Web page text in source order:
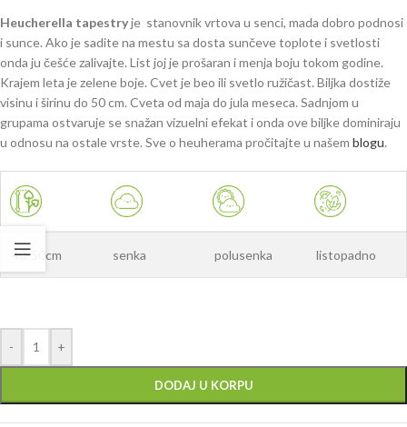
Heucherella tapestryje stanovnik vrtova u senci, mada dobro podnosi
i sunce. Ako je sadite na mestu sa dosta sunčeve toplote i svetlosti
onda ju češće zalivajte. List joj je prošaran i menja boju tokom godine.
Krajem leta je zelene boje. Cvet je beo ili svetlo ružičast. Biljka dostiže
visinu i širinu do 50 cm. Cveta od maja do jula meseca. Sadnjom u
grupama ostvaruje se snažan vizuelni efekat i onda ove biljke dominiraju
u odnosu na ostale vrste. Sve o heuherama pročitajte u našem blogu.
40-50cm senka polusenka listopadno
- +
DODAJ U KORPU